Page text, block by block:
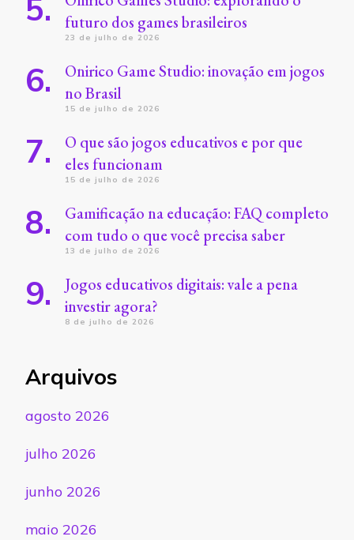
futuro dos games brasileiros
23 de julho de 2026
Onirico Game Studio: inovação em jogos
no Brasil
15 de julho de 2026
O que são jogos educativos e por que
eles funcionam
15 de julho de 2026
Gamificação na educação: FAQ completo
com tudo o que você precisa saber
13 de julho de 2026
Jogos educativos digitais: vale a pena
investir agora?
8 de julho de 2026
Arquivos
agosto 2026
julho 2026
junho 2026
maio 2026